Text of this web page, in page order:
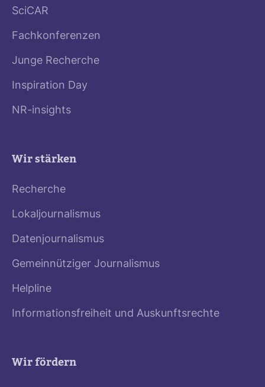
SciCAR
Fachkonferenzen
Junge Recherche
Inspiration Day
NR-insights
Wir stärken
Recherche
Lokaljournalismus
Datenjournalismus
Gemeinnütziger Journalismus
Helpline
Informationsfreiheit und Auskunftsrechte
Wir fördern